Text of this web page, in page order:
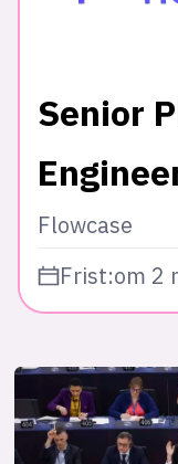
Senior
Flowcase
Frist:om 2